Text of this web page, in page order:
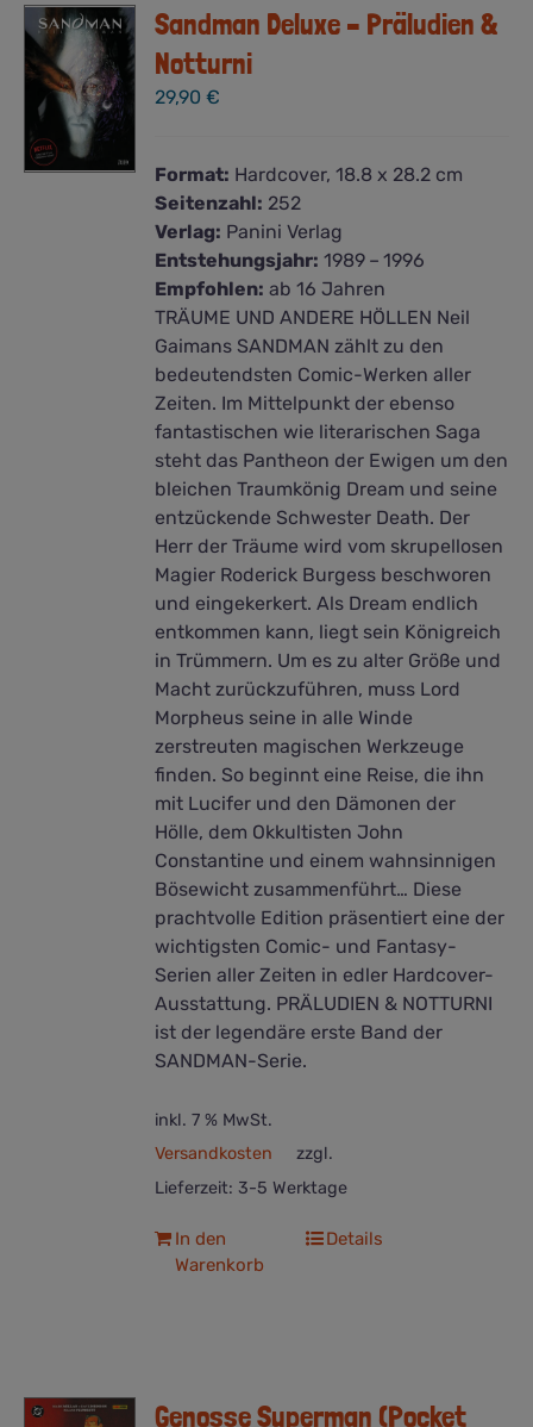
Sandman Deluxe – Präludien &
Notturni
29,90€
Format: Hardcover, 18.8 x 28.2 cm
Seitenzahl: 252
Verlag: Panini Verlag
Entstehungsjahr: 1989 – 1996
Empfohlen: ab 16 Jahren
TRÄUME UND ANDERE HÖLLEN Neil
Gaimans SANDMAN zählt zu den
bedeutendsten Comic-Werken aller
Zeiten. Im Mittelpunkt der ebenso
fantastischen wie literarischen Saga
steht das Pantheon der Ewigen um den
bleichen Traumkönig Dream und seine
entzückende Schwester Death. Der
Herr der Träume wird vom skrupellosen
Magier Roderick Burgess beschworen
und eingekerkert. Als Dream endlich
entkommen kann, liegt sein Königreich
in Trümmern. Um es zu alter Größe und
Macht zurückzuführen, muss Lord
Morpheus seine in alle Winde
zerstreuten magischen Werkzeuge
finden. So beginnt eine Reise, die ihn
mit Lucifer und den Dämonen der
Hölle, dem Okkultisten John
Constantine und einem wahnsinnigen
Bösewicht zusammenführt… Diese
prachtvolle Edition präsentiert eine der
wichtigsten Comic- und Fantasy-
Serien aller Zeiten in edler Hardcover-
Ausstattung. PRÄLUDIEN & NOTTURNI
ist der legendäre erste Band der
SANDMAN-Serie.
inkl. 7 % MwSt.
zzgl.
Versandkosten
Lieferzeit: 3-5 Werktage
In den
Warenkorb
Details
Genosse Superman (Pocket